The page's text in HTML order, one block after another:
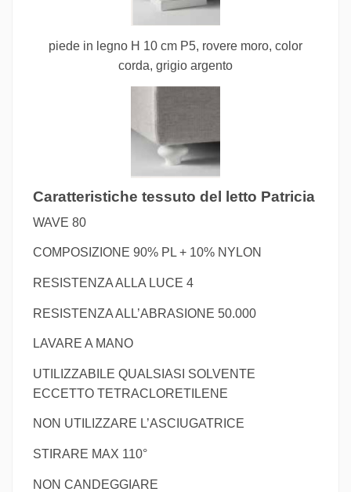
piede in legno H 10 cm P5, rovere moro, color
corda, grigio argento
Caratteristiche tessuto del letto Patricia
WAVE 80
COMPOSIZIONE 90% PL + 10% NYLON
RESISTENZA ALLA LUCE 4
RESISTENZA ALL’ABRASIONE 50.000
LAVARE A MANO
UTILIZZABILE QUALSIASI SOLVENTE
ECCETTO TETRACLORETILENE
NON UTILIZZARE L’ASCIUGATRICE
STIRARE MAX 110°
NON CANDEGGIARE